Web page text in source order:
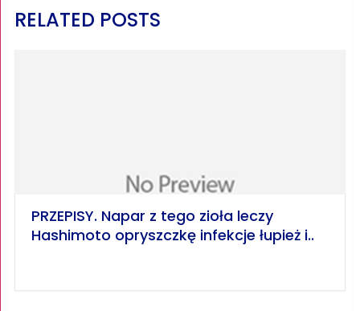
RELATED POSTS
PRZEPISY. Napar z tego zioła leczy
Hashimoto opryszczkę infekcje łupież i..